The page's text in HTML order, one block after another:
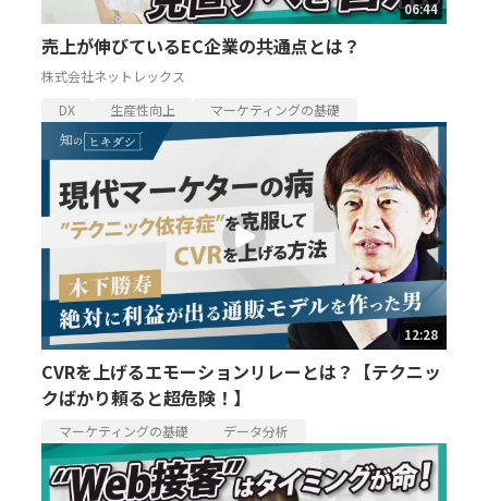
06:44
売上が伸びているEC企業の共通点とは？
株式会社ネットレックス
DX
生産性向上 マーケティングの基礎
12:28
CVRを上げるエモーションリレーとは？【テクニッ
クばかり頼ると超危険！】
マーケティングの基礎 データ分析